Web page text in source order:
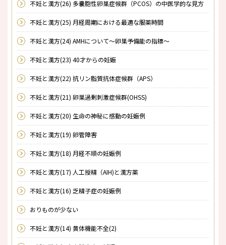
不妊と漢方(26) 多嚢胞性卵巣症候群（PCOS）の中医学的な見方
不妊と漢方(25) 月経周期における最適な服薬時間
不妊と漢方(24) AMHについて～卵巣予備能の指標～
不妊と漢方(23) 40才からの妊娠
不妊と漢方(22) 抗リン脂質抗体症候群（APS）
不妊と漢方(21) 卵巣過剰刺激症候群(OHSS)
不妊と漢方(20) 生命の神秘に感動の妊娠例
不妊と漢方(19) 卵管障害
不妊と漢方(18) 月経不順の妊娠例
不妊と漢方(17) 人工授精（AIH)と漢方薬
不妊と漢方(16) 乏精子症の妊娠例
おりものが少ない
不妊と漢方(14) 黄体機能不全(2)